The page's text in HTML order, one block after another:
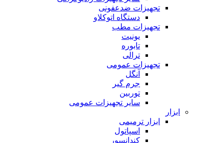
تجهیزات ضدعفونی
دستگاه اتوکلاو
تجهیزات مطب
یونیت
تابوره
ترالی
تجهیزات عمومی
آنگل
جرم گیر
توربین
سایر تجهیزات عمومی
ابزار
ابزار ترمیمی
اسپاتول
کندانسور